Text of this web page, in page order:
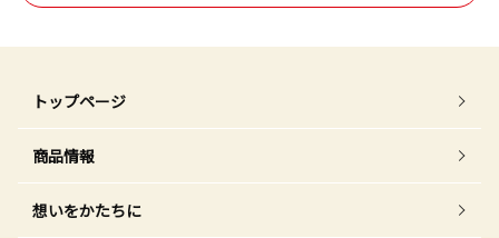
トップページ
商品情報
想いをかたちに